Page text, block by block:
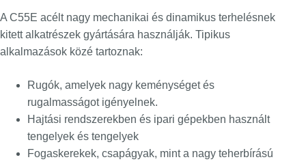
A C55E acélt nagy mechanikai és dinamikus terhelésnek
kitett alkatrészek gyártására használják. Tipikus
alkalmazások közé tartoznak:
Rugók, amelyek nagy keménységet és
rugalmasságot igényelnek.
Hajtási rendszerekben és ipari gépekben használt
tengelyek és tengelyek
Fogaskerekek, csapágyak, mint a nagy teherbírású